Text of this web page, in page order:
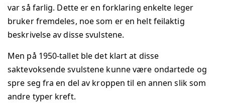
ø
y
t
i
f
f
e
var så farlig. Dette er en forklaring enkelte leger
bruker fremdeles, noe som er en helt feilaktig
beskrivelse av disse svulstene.
Men på 1950-tallet ble det klart at disse
saktevoksende svulstene kunne være ondartede og
spre seg fra en del av kroppen til en annen slik som
andre typer kreft.